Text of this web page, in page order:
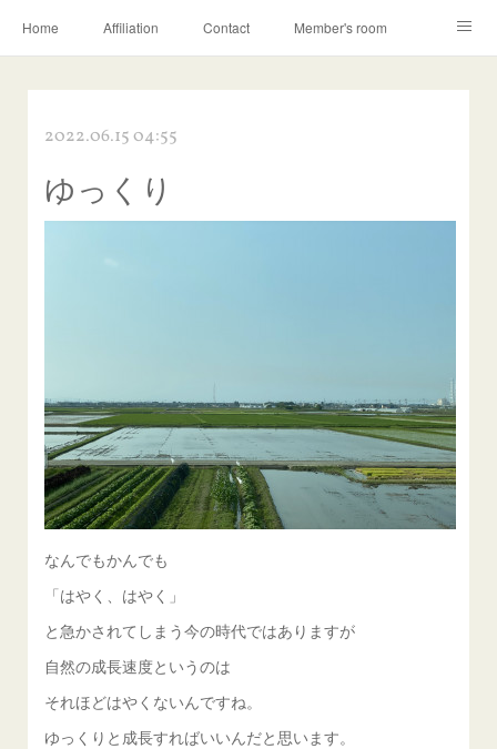
Home Affiliation Contact Member's room
2022.06.15 04:55
ゆっくり
なんでもかんでも
「はやく、はやく」
と急かされてしまう今の時代ではありますが
自然の成長速度というのは
それほどはやくないんですね。
ゆっくりと成長すればいいんだと思います。